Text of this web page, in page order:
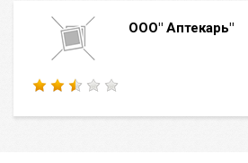
ООО" Аптекарь"